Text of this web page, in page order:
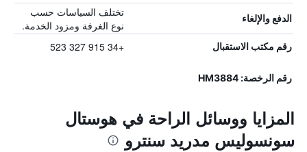
الدفع والإلغاء
تختلف السياسات حسب
نوع الغرفة ومزود الخدمة.
رقم مكتب الاستقبال +34 915 327 523
رقم الرخصة: HM3884
المزايا ووسائل الراحة في هوستال
سونسوليس مدريد سنترو